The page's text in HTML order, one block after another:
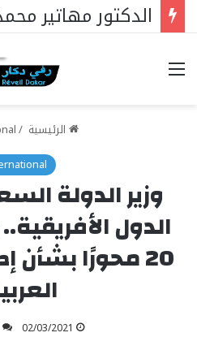
خيارات
الرئيسية /
وزير الدولة
الدول
20 محورًا
02/03/2021